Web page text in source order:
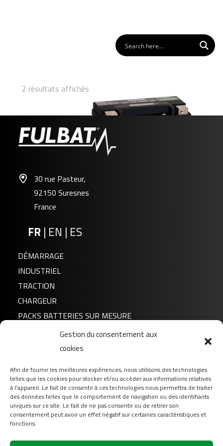
Gestion du consentement aux
cookies
Afin de fournir les meilleures expériences, nous utilisons des technologies
telles que les cookies pour stocker et/ou accéder aux informations relatives
à l'appareil. Le fait de consentir à ces technologies nous permettra de traiter
des données telles que le comportement de navigation ou des identifiants
uniques sur ce site. Le fait de ne pas consentir ou de retirer son
consentement peut avoir un effet négatif sur certaines caractéristiques et
fonctions.
2 résultats affichés
FLTX20HL
30 rue Pasteur,
92150 Suresnes
France
FR | EN | ES
DÉMARRAGE
INDUSTRIEL
TRACTION
CHARGEUR
PACKS BATTERIES SUR MESURE
FAQ
Téléchargement
Login
Contact